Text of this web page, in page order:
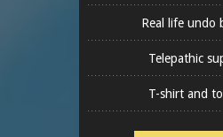
Real life undo
Telepathic
T-shirt and